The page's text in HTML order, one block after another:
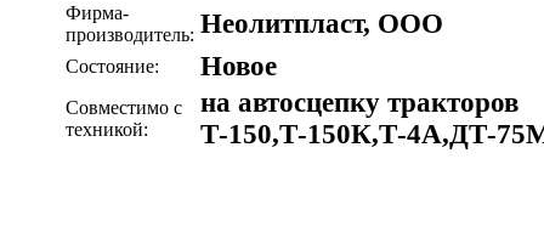
Фирма-
производитель: Неолитпласт, ООО
Состояние: Новое
Совместимо с
техникой:
на автосцепку тракторов
Т-150,Т-150К,Т-4А,ДТ-